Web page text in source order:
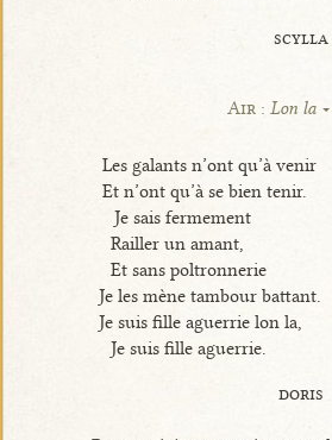
scylla
Air : Lon la
Les galants n’ont qu’à venir
Et n’ont qu’à se bien tenir.
Je sais fermement
Railler un amant,
Et sans poltronnerie
Je les mène tambour battant.
Je suis fille aguerrie lon la,
Je suis fille aguerrie.
doris